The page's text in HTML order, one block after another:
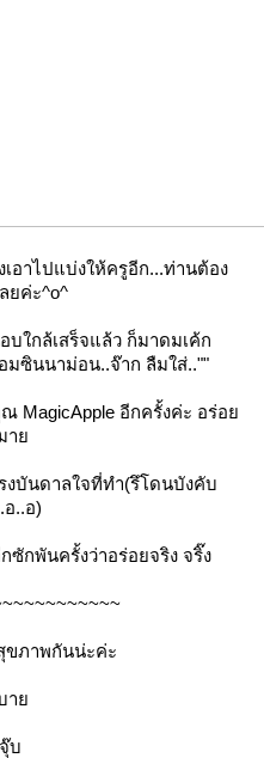
อาไปแบ่งให้ครูอีก...ท่านต้อง
ยค่ะ^o^
บใกล้เสร็จแล้ว ก็มาดมเค้ก
มซินนาม่อน..จ๊าก ลืมใส่..""
อีกครั้งค่ะ อร่อย
าย
บันดาลใจที่ทำ(รึโดนบังคับ
..อ)
ซักพันครั้งว่าอร่อยจริง จริ๊ง
ขภาพกันน่ะค่ะ
าย
บ